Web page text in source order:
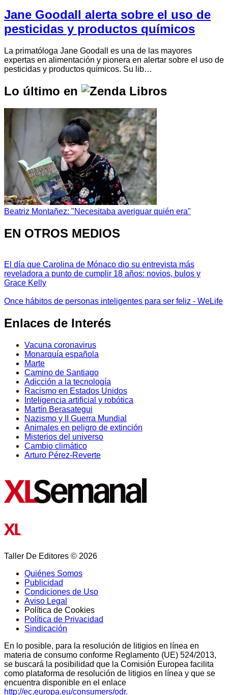
Jane Goodall alerta sobre el uso de
pesticidas y productos químicos
La primatóloga Jane Goodall es una de las mayores
expertas en alimentación y pionera en alertar sobre el uso de
pesticidas y productos químicos. Su lib…
Lo último en
Beatriz Montañez: "Necesitaba averiguar quién era"
EN OTROS MEDIOS
El día que Carolina de Mónaco dio su entrevista más
reveladora a punto de cumplir 18 años: novios, bulos y
Grace Kelly
Once hábitos de personas inteligentes para ser feliz - WeLife
Enlaces de Interés
Vacuna coronavirus
Monarquía española
Marte
Camino de Santiago
Adicción a la tecnología
Racismo en Estados Unidos
Inteligencia artificial y robótica
Martín Berasategui
Nazismo y II Guerra Mundial
Animales en peligro de extinción
Misterios del universo
Cambio climático
Arturo Pérez-Reverte
Taller De Editores © 2026
Quiénes Somos
Publicidad
Condiciones de Uso
Aviso Legal
Política de Cookies
Política de Privacidad
Sindicación
En lo posible, para la resolución de litigios en línea en
materia de consumo conforme Reglamento (UE) 524/2013,
se buscará la posibilidad que la Comisión Europea facilita
como plataforma de resolución de litigios en línea y que se
encuentra disponible en el enlace
http://ec.europa.eu/consumers/odr.